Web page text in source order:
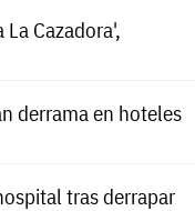
Cazadora',
derrama en hoteles
tras derrapar